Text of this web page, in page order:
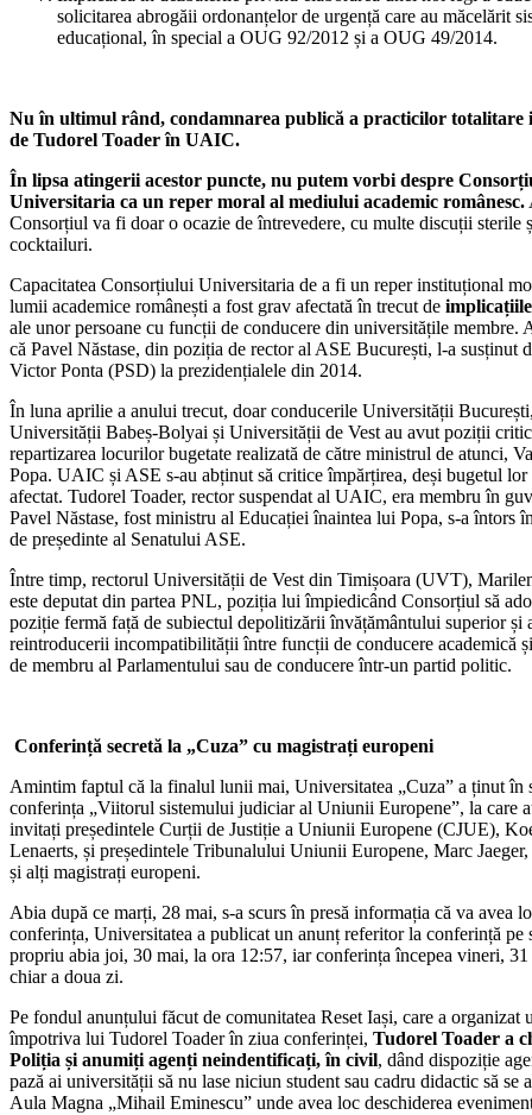
solicitarea abrogăii ordonanțelor de urgență care au măcelărit
educațional, în special a OUG 92/2012 și a OUG 49/2014.
Nu în ultimul rând, condamnarea publică a practicilor totalitare
de Tudorel Toader în UAIC.
În lipsa atingerii acestor puncte, nu putem vorbi despre
Universitaria ca un reper moral al mediului academic românesc.
Consorțiul va fi doar o ocazie de întrevedere, cu multe discuții sterile
cocktailuri.
Capacitatea Consorțiului Universitaria de a fi un reper instituțional
lumii academice românești a fost grav afectată în trecut de
ale unor persoane cu funcții de conducere din universitățile membre.
că Pavel Năstase, din poziția de rector al ASE București, l-a susținut
Victor Ponta (PSD) la prezidențialele din 2014.
În luna aprilie a anului trecut, doar conducerile Universității
Universității Babeș-Bolyai și Universității de Vest au avut poziții
repartizarea locurilor bugetate realizată de către ministrul de atunci,
Popa. UAIC și ASE s-au abținut să critice împărțirea, deși bugetul lor
afectat. Tudorel Toader, rector suspendat al UAIC, era membru în
Pavel Năstase, fost ministru al Educației înaintea lui Popa, s-a întors
de președinte al Senatului ASE.
Între timp, rectorul Universității de Vest din Timișoara (UVT),
este deputat din partea PNL, poziția lui împiedicând Consorțiul să
poziție fermă față de subiectul depolitizării învățământului superior și
reintroducerii incompatibilității între funcții de conducere academică
de membru al Parlamentului sau de conducere într-un partid politic.
Conferință secretă la „Cuza” cu magistrați europeni
Amintim faptul că la finalul lunii mai, Universitatea „Cuza” a ținut în
conferința „Viitorul sistemului judiciar al Uniunii Europene”, la care
invitați președintele Curții de Justiție a Uniunii Europene (CJUE),
Lenaerts, și președintele Tribunalului Uniunii Europene, Marc
și alți magistrați europeni.
Abia după ce marți, 28 mai, s-a scurs în presă informația că va avea
conferința, Universitatea a publicat un anunț referitor la conferință pe
propriu abia joi, 30 mai, la ora 12:57, iar conferința începea vineri,
chiar a doua zi.
Pe fondul anunțului făcut de comunitatea Reset Iași, care a organizat
împotriva lui Tudorel Toader în ziua conferinței, Tudorel Toader a
Poliția și anumiți agenți neindentificați, în civil, dând dispoziție
pază ai universității să nu lase niciun student sau cadru didactic să se
Aula Magna „Mihail Eminescu” unde avea loc deschiderea